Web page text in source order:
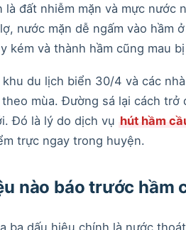
là đất nhiễm mặn và mực nước
nước mặn dễ ngấm vào hầm
kém và thành hầm cũng mau
du lịch biển 30/4 và các
mùa. Đường sá lại cách trở
Đó là lý do dịch vụ hút hầm
trực ngay trong huyện.
nào báo trước hầm
ba dấu hiệu chính là nước